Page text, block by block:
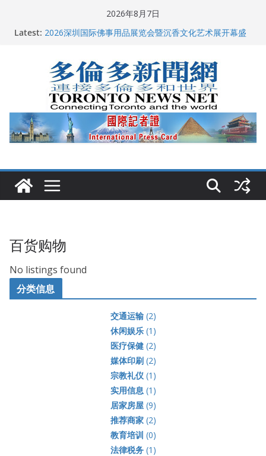
2026年8月7日
Latest: 2026深圳国际佛事用品展览会暨沉香文化艺术展开幕盛
关加拿大就业
2026加拿大青少年儿童绘画比赛颁奖典礼多伦多举行
龚晓华参加多伦多骄傲大游行 与市民分享竞选理念
多伦多市长选举拉开帷幕 多名华人候选人宣布角逐
百货购物
No listings found
分类信息
交通运输(2)
休闲娱乐(1)
医疗保健(2)
媒体印刷(2)
宗教礼仪(1)
实用信息 (1)
居家房屋(9)
推荐商家(2)
教育培训 (0)
法律税务(1)